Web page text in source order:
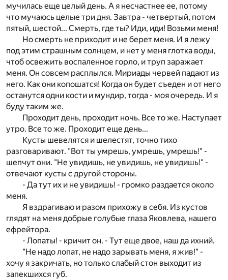
мучилась еще целый день. А я несчастнее ее, потому
что мучаюсь целые три дня. Завтра - четвертый, потом
пятый, шестой... Смерть, где ты? Иди, иди! Возьми меня!
Но смерть не приходит и не берет меня. И я лежу
под этим страшным солнцем, и нет у меня глотка воды,
чтоб освежить воспаленное горло, и труп заражает
меня. Он совсем расплылся. Мириады червей падают из
него. Как они копошатся! Когда он будет съеден и от него
останутся одни кости и мундир, тогда - моя очередь. И я
буду таким же.
Проходит день, проходит ночь. Все то же. Наступает
утро. Все то же. Проходит еще день...
Кусты шевелятся и шелестят, точно тихо
разговаривают. "Вот ты умрешь, умрешь, умрешь!" -
шепчут они. "Не увидишь, не увидишь, не увидишь!" -
отвечают кусты с другой стороны.
- Да тут их и не увидишь! - громко раздается около
меня.
Я вздрагиваю и разом прихожу в себя. Из кустов
глядят на меня добрые голубые глаза Яковлева, нашего
ефрейтора.
- Лопаты! - кричит он. - Тут еще двое, наш да ихний.
"Не надо лопат, не надо зарывать меня, я жив!" -
хочу я закричать, но только слабый стон выходит из
запекшихся губ.